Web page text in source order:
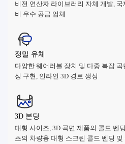
비전 연산자 라이브러리 자체 개발,
비 우수 공급 업체
정밀 유체
다양한 웨어러블 장치 및 다중 복잡
싱 구현, 인라인 3D 경로 생성
3D 본딩
대형 사이즈, 3D 곡면 제품의 콜드 벤
초의 차량용 대형 스크린 콜드 벤딩